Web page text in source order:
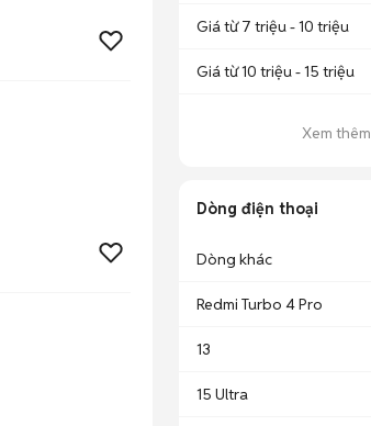
Giá từ 7 triệu - 10 triệu
Giá từ 10 triệu - 15 triệu
Xem thêm
Dòng điện thoại
Dòng khác
Redmi Turbo 4 Pro
13
15 Ultra